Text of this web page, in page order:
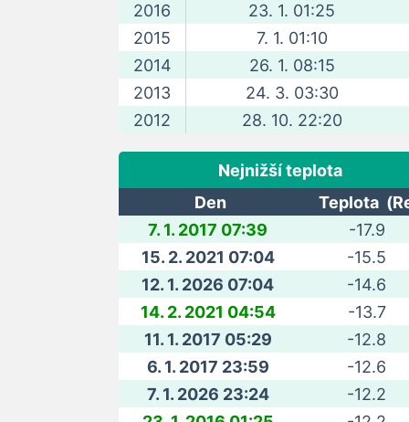
2016
23. 1. 01:25
2015
7. 1. 01:10
2014
26. 1. 08:15
2013
24. 3. 03:30
2012
28. 10. 22:20
Nejnižší teplota
Den
Teplota
7. 1. 2017 07:39
-17.9
15. 2. 2021 07:04
-15.5
12. 1. 2026 07:04
-14.6
14. 2. 2021 04:54
-13.7
11. 1. 2017 05:29
-12.8
6. 1. 2017 23:59
-12.6
7. 1. 2026 23:24
-12.2